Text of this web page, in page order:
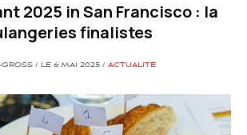
2025 in San Francisco : la
finalistes
/ LE 6 MAI 2025 / ACTUALITÉ